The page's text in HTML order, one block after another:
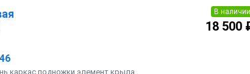
каркас подножки элемент крыла
В наличии
18 500